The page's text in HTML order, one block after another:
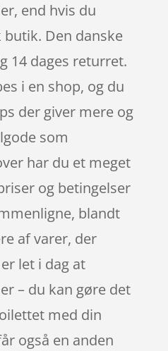
end hvis du
Den danske
14 dages returret.
i en shop, og du
der giver mere og
som
har du et meget
og betingelser
blandt
af varer, der
let i dag at
– du kan gøre det
med din
også en anden